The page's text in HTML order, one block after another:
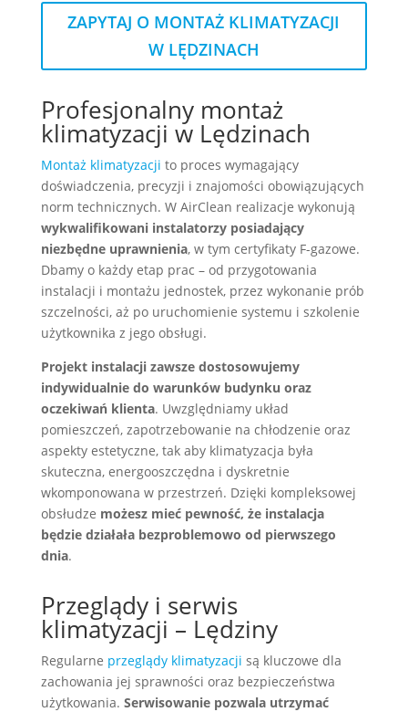
ZAPYTAJ O MONTAŻ KLIMATYZACJI
W LĘDZINACH
Profesjonalny montaż
klimatyzacji w Lędzinach
Montaż klimatyzacji to proces wymagający
doświadczenia, precyzji i znajomości obowiązujących
norm technicznych. W AirClean realizacje wykonują
wykwalifikowani instalatorzy posiadający
niezbędne uprawnienia, w tym certyfikaty F-gazowe.
Dbamy o każdy etap prac – od przygotowania
instalacji i montażu jednostek, przez wykonanie prób
szczelności, aż po uruchomienie systemu i szkolenie
użytkownika z jego obsługi.
Projekt instalacji zawsze dostosowujemy
indywidualnie do warunków budynku oraz
oczekiwań klienta. Uwzględniamy układ
pomieszczeń, zapotrzebowanie na chłodzenie oraz
aspekty estetyczne, tak aby klimatyzacja była
skuteczna, energooszczędna i dyskretnie
wkomponowana w przestrzeń. Dzięki kompleksowej
obsłudze możesz mieć pewność, że instalacja
będzie działała bezproblemowo od pierwszego
dnia.
Przeglądy i serwis
klimatyzacji – Lędziny
Regularne przeglądy klimatyzacji są kluczowe dla
zachowania jej sprawności oraz bezpieczeństwa
użytkowania. Serwisowanie pozwala utrzymać